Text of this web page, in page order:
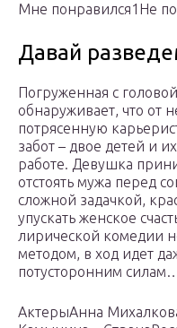
Мне понравился1Не
Давай
Погруженная с
обнаруживает, что от
потрясенную
забот – двое детей и
работе. Девушка
отстоять мужа перед
сложной задачкой,
упускать женское
лирической комедии
методом, в ход идет
потусторонним
АктерыАнна